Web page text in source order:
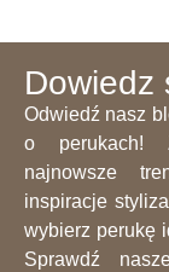
Dowiedz
Odwiedź nasz
o perukach!
najnowsze
inspiracje
wybierz perukę
Sprawdź